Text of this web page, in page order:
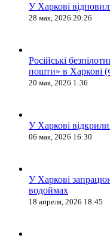
У Харкові
28 мая, 2026 20:26
Російські
пошти» в
20 мая, 2026 1:36
У Харкові
06 мая, 2026 16:30
У Харкові
водоймах
18 апреля, 2026 18:45